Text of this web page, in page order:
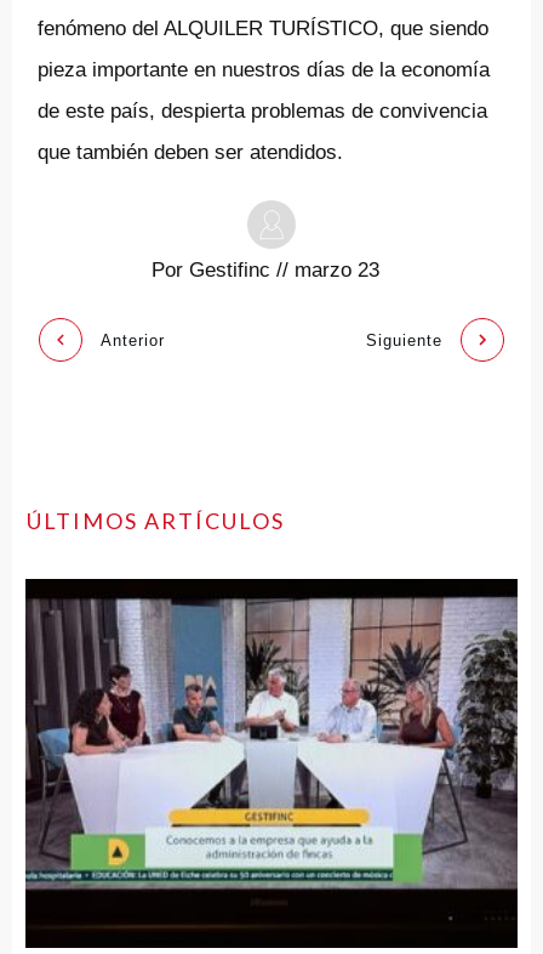
fenómeno del ALQUILER TURÍSTICO, que siendo
pieza importante en nuestros días de la economía
de este país, despierta problemas de convivencia
que también deben ser atendidos.
Por Gestifinc // marzo 23
Anterior Siguiente
ÚLTIMOS ARTÍCULOS